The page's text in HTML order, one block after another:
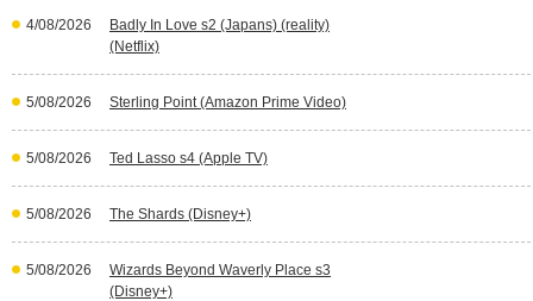
4/08/2026
Badly In Love s2 (Japans) (reality)
(Netflix)
5/08/2026 Sterling Point (Amazon Prime Video)
5/08/2026 Ted Lasso s4 (Apple TV)
5/08/2026 The Shards (Disney+)
5/08/2026
Wizards Beyond Waverly Place s3
(Disney+)